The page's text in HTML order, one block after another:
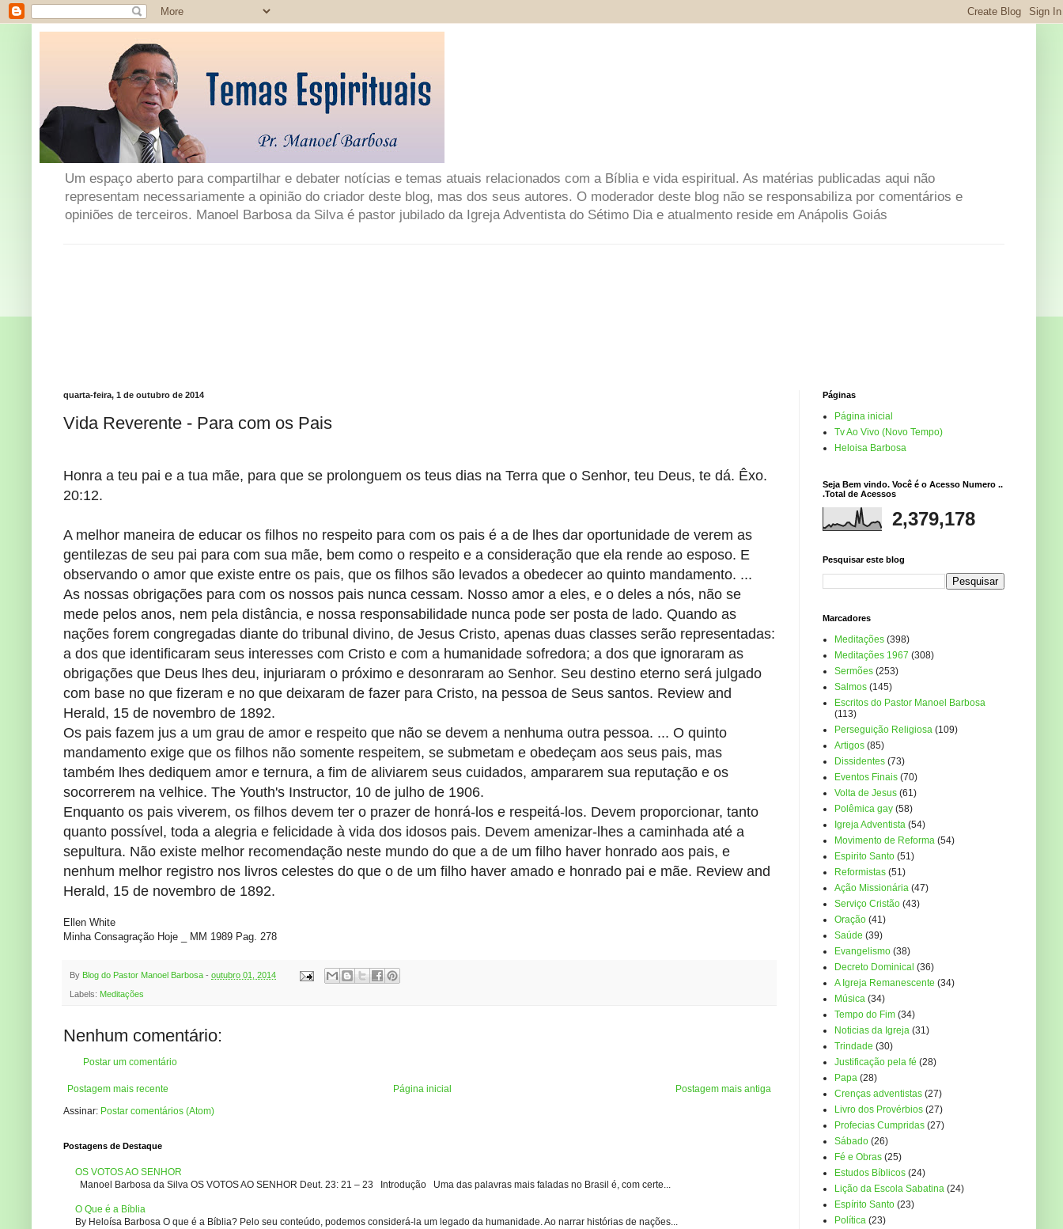
Um espaço aberto para compartilhar e debater notícias e temas atuais relacionados com a Bíblia e vida espiritual. As matérias publicadas aqui não
representam necessariamente a opinião do criador deste blog, mas dos seus autores. O moderador deste blog não se responsabiliza por comentários e
opiniões de terceiros. Manoel Barbosa da Silva é pastor jubilado da Igreja Adventista do Sétimo Dia e atualmento reside em Anápolis Goiás
quarta-feira, 1 de outubro de 2014
Vida Reverente - Para com os Pais
Honra a teu pai e a tua mãe, para que se prolonguem os teus dias na Terra que o Senhor, teu Deus, te dá. Êxo.
20:12.
A melhor maneira de educar os filhos no respeito para com os pais é a de lhes dar oportunidade de verem as
gentilezas de seu pai para com sua mãe, bem como o respeito e a consideração que ela rende ao esposo. E
observando o amor que existe entre os pais, que os filhos são levados a obedecer ao quinto mandamento. ...
As nossas obrigações para com os nossos pais nunca cessam. Nosso amor a eles, e o deles a nós, não se
mede pelos anos, nem pela distância, e nossa responsabilidade nunca pode ser posta de lado. Quando as
nações forem congregadas diante do tribunal divino, de Jesus Cristo, apenas duas classes serão representadas:
a dos que identificaram seus interesses com Cristo e com a humanidade sofredora; a dos que ignoraram as
obrigações que Deus lhes deu, injuriaram o próximo e desonraram ao Senhor. Seu destino eterno será julgado
com base no que fizeram e no que deixaram de fazer para Cristo, na pessoa de Seus santos. Review and
Herald, 15 de novembro de 1892.
Os pais fazem jus a um grau de amor e respeito que não se devem a nenhuma outra pessoa. ... O quinto
mandamento exige que os filhos não somente respeitem, se submetam e obedeçam aos seus pais, mas
também lhes dediquem amor e ternura, a fim de aliviarem seus cuidados, ampararem sua reputação e os
socorrerem na velhice. The Youth's Instructor, 10 de julho de 1906.
Enquanto os pais viverem, os filhos devem ter o prazer de honrá-los e respeitá-los. Devem proporcionar, tanto
quanto possível, toda a alegria e felicidade à vida dos idosos pais. Devem amenizar-lhes a caminhada até a
sepultura. Não existe melhor recomendação neste mundo do que a de um filho haver honrado aos pais, e
nenhum melhor registro nos livros celestes do que o de um filho haver amado e honrado pai e mãe. Review and
Herald, 15 de novembro de 1892.
Ellen White
Minha Consagração Hoje _ MM 1989 Pag. 278
By Blog do Pastor Manoel Barbosa - outubro 01, 2014
Labels: Meditações
Nenhum comentário:
Postar um comentário
Postagem mais recente Postagem mais antiga
Página inicial
Assinar: Postar comentários (Atom)
Postagens de Destaque
OS VOTOS AO SENHOR
Manoel Barbosa da Silva OS VOTOS AO SENHOR Deut. 23: 21 – 23 Introdução Uma das palavras mais faladas no Brasil é, com certe...
O Que é a Bíblia
By Heloísa Barbosa O que é a Bíblia? Pelo seu conteúdo, podemos considerá-la um legado da humanidade. Ao narrar histórias de nações...
Páginas
Página inicial
Tv Ao Vivo (Novo Tempo)
Heloisa Barbosa
Seja Bem vindo. Você é o Acesso Numero ..
.Total de Acessos
2,379,178
Pesquisar este blog
Marcadores
Meditações (398)
Meditações 1967 (308)
Sermões (253)
Salmos (145)
Escritos do Pastor Manoel Barbosa
(113)
Perseguição Religiosa (109)
Artigos (85)
Dissidentes (73)
Eventos Finais (70)
Volta de Jesus (61)
Polêmica gay (58)
Igreja Adventista (54)
Movimento de Reforma (54)
Espirito Santo (51)
Reformistas (51)
Ação Missionária (47)
Serviço Cristão (43)
Oração (41)
Saúde (39)
Evangelismo (38)
Decreto Dominical (36)
A Igreja Remanescente (34)
Música (34)
Tempo do Fim (34)
Noticias da Igreja (31)
Trindade (30)
Justificação pela fé (28)
Papa (28)
Crenças adventistas (27)
Livro dos Provérbios (27)
Profecias Cumpridas (27)
Sábado (26)
Fé e Obras (25)
Estudos Bíblicos (24)
Lição da Escola Sabatina (24)
Espírito Santo (23)
Política (23)